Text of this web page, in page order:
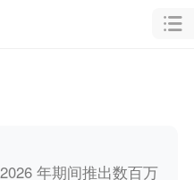
年期间推出数百万